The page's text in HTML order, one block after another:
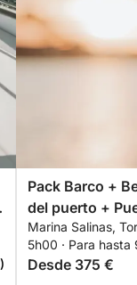
Pack Barco +
del puerto +
Salinas de
Marina Salinas,
5h00 · Para hasta
Desde 375 €